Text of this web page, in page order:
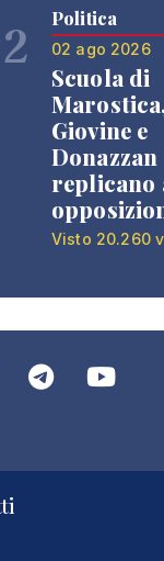
2 Politica
02 ago 2026
Scuola di
Giovine e
Donazzan
replicano
Visto 20.260